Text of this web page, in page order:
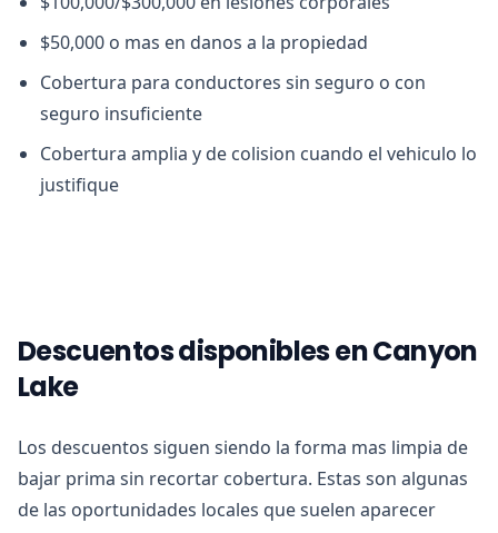
$50,000 o mas en danos a la propiedad
Cobertura para conductores sin seguro o con
seguro insuficiente
Cobertura amplia y de colision cuando el vehiculo lo
justifique
Descuentos disponibles en Canyon
Lake
Los descuentos siguen siendo la forma mas limpia de
bajar prima sin recortar cobertura. Estas son algunas
de las oportunidades locales que suelen aparecer